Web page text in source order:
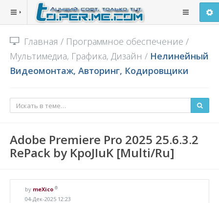
Главная / Программное обеспечение /
Мультимедиа, Графика, Дизайн / Нелинейный
Видеомонтаж, Авторинг, Кодировщики
Adobe Premiere Pro 2025 25.6.3.2
RePack by KpoJIuK [Multi/Ru]
by meXico ®
04-Дек-2025 12:23